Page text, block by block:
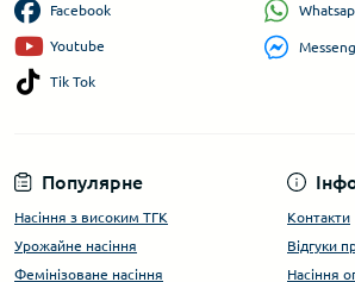
Популярне
Насіння з високим ТГК
Урожайне насіння
Фемінізоване насіння
Контакти
Відгуки
Насіння
Facebook
Youtube
Tik Tok